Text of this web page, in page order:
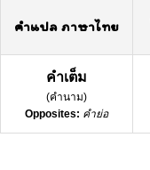
คำแปล ภาษาไทย
คำเต็ม
(คำนาม)
Opposites: คำย่อ